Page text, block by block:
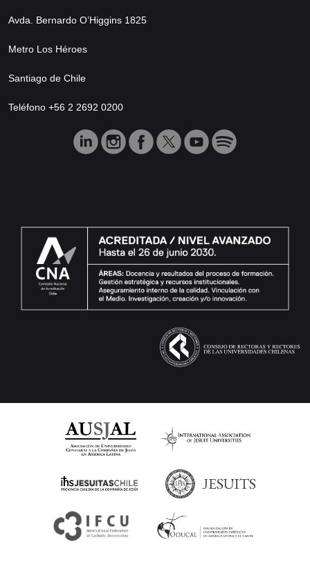
Avda. Bernardo O’Higgins 1825
Metro Los Héroes
Santiago de Chile
Teléfono +56 2 2692 0200